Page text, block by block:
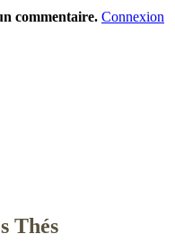
commentaire. Connexion
Thés